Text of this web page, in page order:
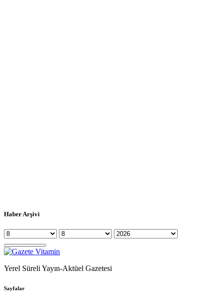
Haber Arşivi
Yerel Süreli Yayın-Aktüel Gazetesi
Sayfalar